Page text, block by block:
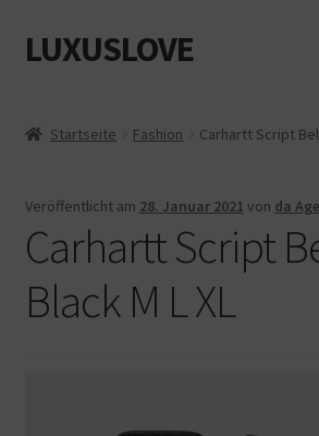
Zur
Navigation
Zum
Inhalt
LUXUSLOVE
Startseite Fashion Carhartt Script
Veröffentlicht am 28. Januar 2021 von da
Carhartt Script
Black M L XL